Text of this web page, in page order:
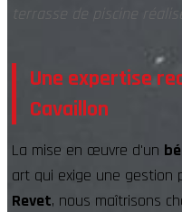
terrasse de piscine
Une expertise
Cavaillon
La mise en œuvre d'un
art qui exige une gestion
Revet, nous maîtrisons